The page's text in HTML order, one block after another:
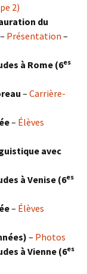
2)
du
– Présentation –
à Rome (6es
– Carrière-
– Élèves
avec
à Venise (6es
– Élèves
– Photos
à Vienne (6es